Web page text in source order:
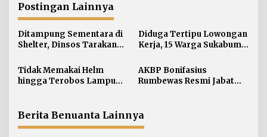
a
s
i
p
o
s
Postingan Lainnya
Ditampung Sementara di
Shelter, Dinsos Tarakan
Pekerja Asal Jawa Barat
Diduga Tertipu Lowongan
Kerja, 15 Warga Sukabumi
Tidak Memakai Helm
hingga Terobos Lampu
Tarakan
AKBP Bonifasius
Rumbewas Resmi Jabat
Personel Diproses Tanpa
Toleransi
Berita Benuanta Lainnya